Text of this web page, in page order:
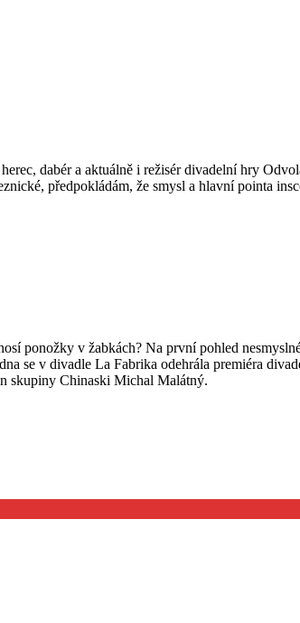
dabér a aktuálně i režisér divadelní hry
předpokládám, že smysl a hlavní pointa
ponožky v žabkách? Na první pohled
se v divadle La Fabrika odehrála premiéra
skupiny Chinaski Michal Malátný.